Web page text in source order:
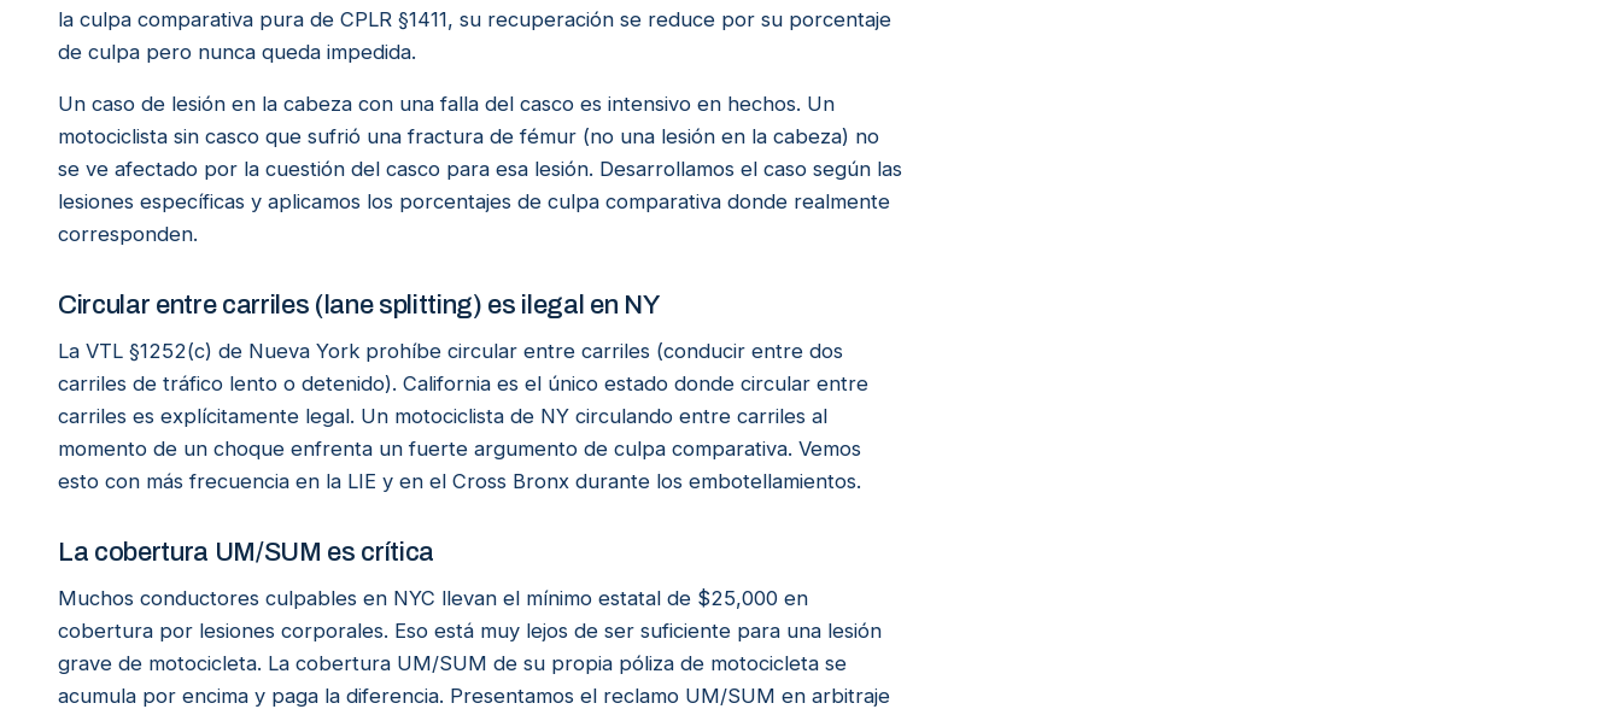
la culpa comparativa pura de CPLR §1411, su recuperación se reduce por su porcentaje
de culpa pero nunca queda impedida.
Un caso de lesión en la cabeza con una falla del casco es intensivo en hechos. Un
motociclista sin casco que sufrió una fractura de fémur (no una lesión en la cabeza) no
se ve afectado por la cuestión del casco para esa lesión. Desarrollamos el caso según las
lesiones específicas y aplicamos los porcentajes de culpa comparativa donde realmente
corresponden.
Circular entre carriles (lane splitting) es ilegal en NY
La VTL §1252(c) de Nueva York prohíbe circular entre carriles (conducir entre dos
carriles de tráfico lento o detenido). California es el único estado donde circular entre
carriles es explícitamente legal. Un motociclista de NY circulando entre carriles al
momento de un choque enfrenta un fuerte argumento de culpa comparativa. Vemos
esto con más frecuencia en la LIE y en el Cross Bronx durante los embotellamientos.
La cobertura UM/SUM es crítica
Muchos conductores culpables en NYC llevan el mínimo estatal de $25,000 en
cobertura por lesiones corporales. Eso está muy lejos de ser suficiente para una lesión
grave de motocicleta. La cobertura UM/SUM de su propia póliza de motocicleta se
acumula por encima y paga la diferencia. Presentamos el reclamo UM/SUM en arbitraje